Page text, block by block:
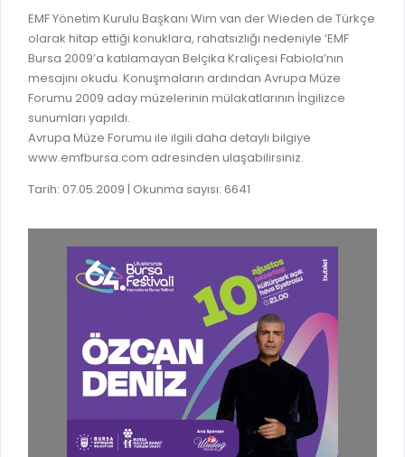
EMF Yönetim Kurulu Başkanı Wim van der Wieden de Türkçe
olarak hitap ettiği konuklara, rahatsızlığı nedeniyle ‘EMF
Bursa 2009’a katılamayan Belçika Kraliçesi Fabiola’nın
mesajını okudu. Konuşmaların ardından Avrupa Müze
Forumu 2009 aday müzelerinin mülakatlarının İngilizce
sunumları yapıldı.
Avrupa Müze Forumu ile ilgili daha detaylı bilgiye
www.emfbursa.com adresinden ulaşabilirsiniz.
Tarih: 07.05.2009 | Okunma sayısı: 6641